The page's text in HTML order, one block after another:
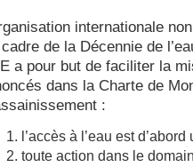
internationale
de la Décennie de
a pour but de faciliter la
dans la Charte de
:
l’accès à l’eau est
toute action dans le